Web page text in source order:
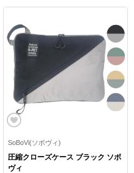
SoBoVi(ソボヴィ)
圧縮クローズケース ブラック ソボ
ヴィ